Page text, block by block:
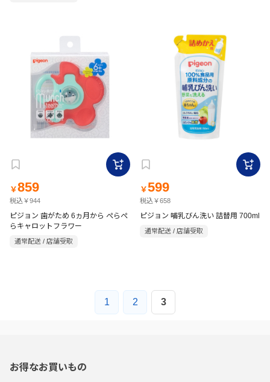
￥859
税込￥944
ピジョン 歯がため 6ヵ月から ぺらぺ
らキャロットフラワー
通常配送 / 店舗受取
￥599
税込￥658
ピジョン 哺乳びん洗い 詰替用 700ml
通常配送 / 店舗受取
1 2 3
お得なお買いもの